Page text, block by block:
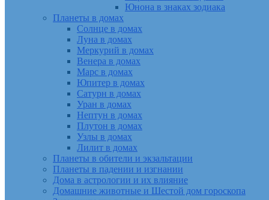
Юнона в знаках зодиака
Планеты в домах
Солнце в домах
Луна в домах
Меркурий в домах
Венера в домах
Марс в домах
Юпитер в домах
Сатурн в домах
Уран в домах
Нептун в домах
Плутон в домах
Узлы в домах
Лилит в домах
Планеты в обители и экзальтации
Планеты в падении и изгнании
Дома в астрологии и их влияние
Домашние животные и Шестой дом гороскопа